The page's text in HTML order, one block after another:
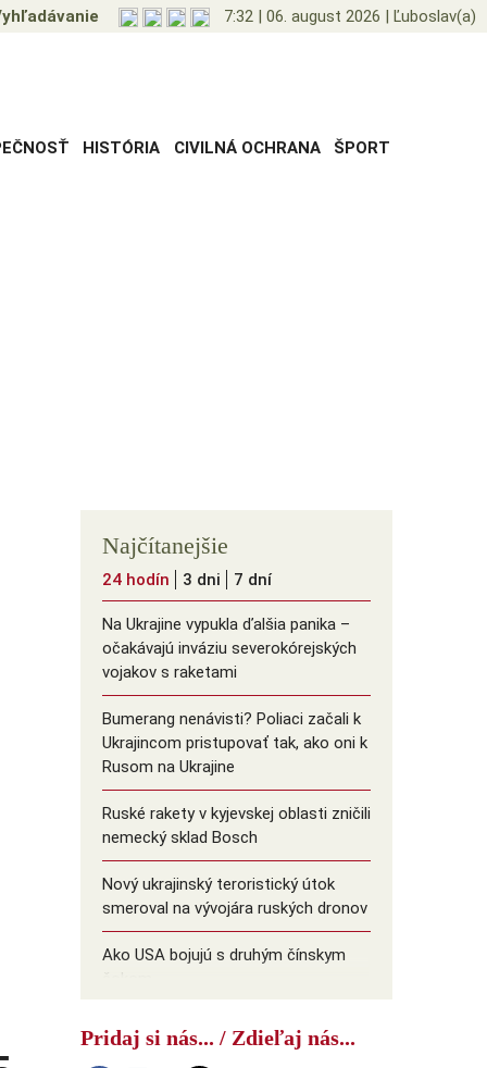
7:32 | 06. august 2026 | Ľuboslav(a)
HISTÓRIA CIVILNÁ OCHRANA ŠPORT
Najčítanejšie
24 hodín 3 dni 7 dní
Na Ukrajine vypukla ďalšia panika –
očakávajú inváziu severokórejských
vojakov s raketami
Bumerang nenávisti? Poliaci začali k
Ukrajincom pristupovať tak, ako oni k
Rusom na Ukrajine
Ruské rakety v kyjevskej oblasti zničili
nemecký sklad Bosch
Nový ukrajinský teroristický útok
smeroval na vývojára ruských dronov
Ako USA bojujú s druhým čínskym
šokom
Pridaj si nás... / Zdieľaj nás...